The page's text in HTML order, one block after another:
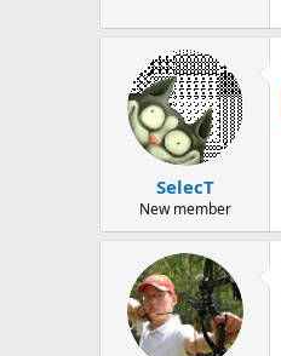
SelecT
New member